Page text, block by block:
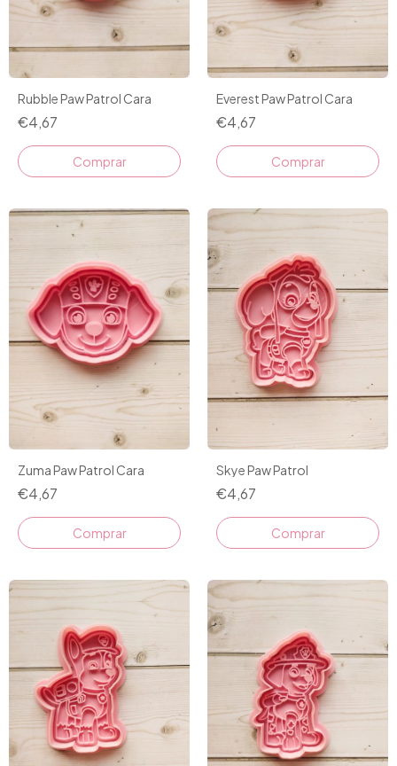
Rubble Paw Patrol Cara
€4,67
Comprar
Everest Paw Patrol Cara
€4,67
Comprar
Zuma Paw Patrol Cara
€4,67
Comprar
Skye Paw Patrol
€4,67
Comprar